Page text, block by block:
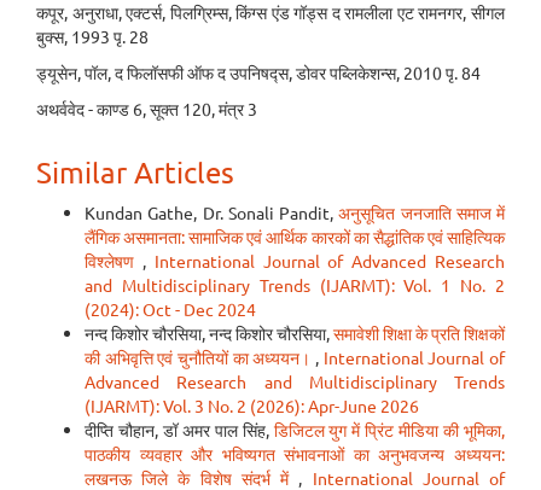
कपूर, अनुराधा, एक्टर्स, पिलग्रिम्स, किंग्स एंड गॉड्स द रामलीला एट रामनगर, सीगल
बुक्स, 1993 पृ. 28
ड्यूसेन, पॉल, द फिलॉसफी ऑफ द उपनिषद्स, डोवर पब्लिकेशन्स, 2010 पृ. 84
अथर्ववेद - काण्ड 6, सूक्त 120, मंत्र 3
Similar Articles
Kundan Gathe, Dr. Sonali Pandit,अनुसूचित जनजाति समाज में
लैंगिक असमानता: सामाजिक एवं आर्थिक कारकों का सैद्धांतिक एवं साहित्यिक
विश्लेषण , International Journal of Advanced Research
and Multidisciplinary Trends (IJARMT): Vol. 1 No. 2
(2024): Oct - Dec 2024
नन्द किशोर चौरसिया, नन्द किशोर चौरसिया,समावेशी शिक्षा के प्रति शिक्षकों
की अभिवृत्ति एवं चुनौतियों का अध्ययन। , International Journal of
Advanced Research and Multidisciplinary Trends
(IJARMT): Vol. 3 No. 2 (2026): Apr-June 2026
दीप्ति चौहान, डॉ अमर पाल सिंह, डिजिटल युग में प्रिंट मीडिया की भूमिका,
पाठकीय व्यवहार और भविष्यगत संभावनाओं का अनुभवजन्य अध्ययन:
लखनऊ जिले के विशेष संदर्भ में , International Journal of